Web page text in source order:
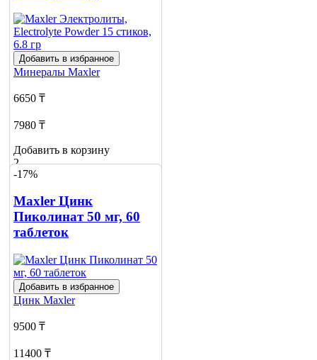
Добавить в избранное
Минералы Maxler
6650 ₸
7980 ₸
Добавить в корзину
2
-17%
Maxler Цинк
Пиколинат 50 мг, 60
таблеток
Добавить в избранное
Цинк Maxler
9500 ₸
11400 ₸